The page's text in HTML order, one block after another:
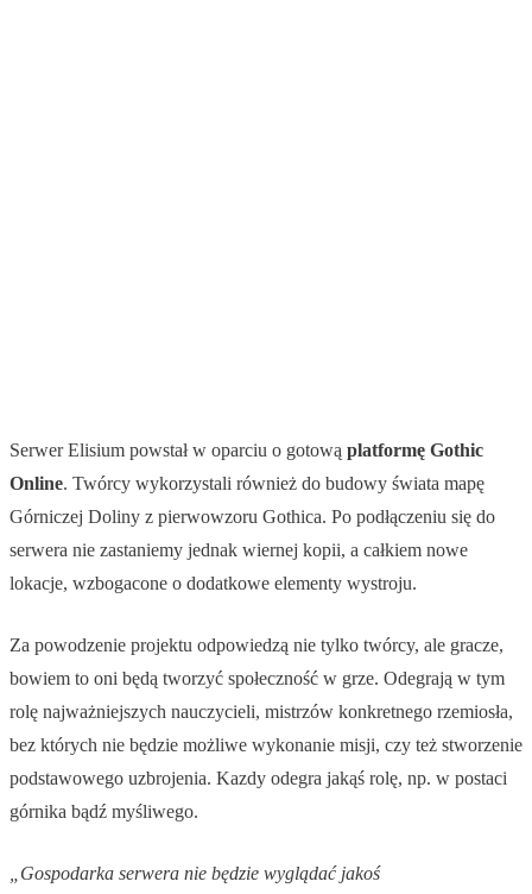
Serwer Elisium powstał w oparciu o gotową platformę Gothic
Online. Twórcy wykorzystali również do budowy świata mapę
Górniczej Doliny z pierwowzoru Gothica. Po podłączeniu się do
serwera nie zastaniemy jednak wiernej kopii, a całkiem nowe
lokacje, wzbogacone o dodatkowe elementy wystroju.
Za powodzenie projektu odpowiedzą nie tylko twórcy, ale gracze,
bowiem to oni będą tworzyć społeczność w grze. Odegrają w tym
rolę najważniejszych nauczycieli, mistrzów konkretnego rzemiosła,
bez których nie będzie możliwe wykonanie misji, czy też stworzenie
podstawowego uzbrojenia. Kazdy odegra jakąś rolę, np. w postaci
górnika bądź myśliwego.
„Gospodarka serwera nie będzie wyglądać jakoś